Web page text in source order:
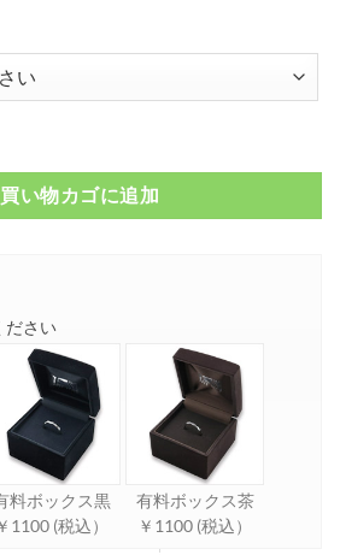
い物カゴに追加
ださい
料ボックス黒
1100 (税込）
有料ボックス茶
￥1100 (税込）